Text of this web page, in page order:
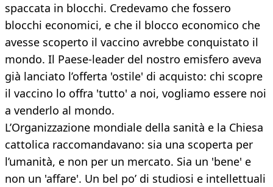
spaccata in blocchi. Credevamo che fossero
blocchi economici, e che il blocco economico che
avesse scoperto il vaccino avrebbe conquistato il
mondo. Il Paese-leader del nostro emisfero aveva
già lanciato l’offerta 'ostile' di acquisto: chi scopre
il vaccino lo offra 'tutto' a noi, vogliamo essere noi
a venderlo al mondo.
L’Organizzazione mondiale della sanità e la Chiesa
cattolica raccomandavano: sia una scoperta per
l’umanità, e non per un mercato. Sia un 'bene' e
non un 'affare'. Un bel po’ di studiosi e intellettuali